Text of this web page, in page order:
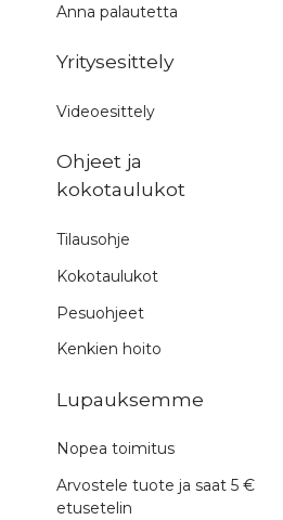
Anna palautetta
Yritysesittely
Videoesittely
Ohjeet ja
kokotaulukot
Tilausohje
Kokotaulukot
Pesuohjeet
Kenkien hoito
Lupauksemme
Nopea toimitus
Arvostele tuote ja saat 5 €
etusetelin